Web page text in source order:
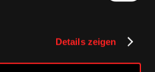
Details zeigen